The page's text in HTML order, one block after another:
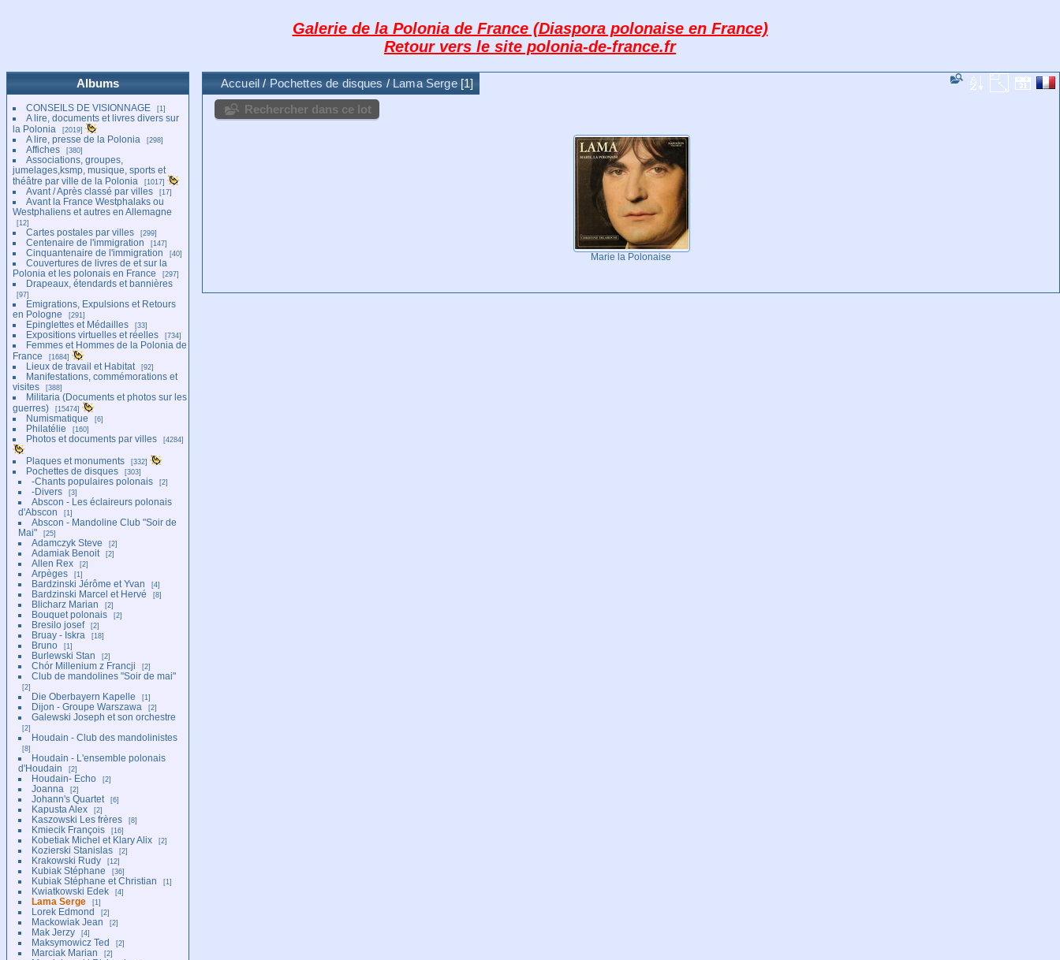
Galerie de la Polonia de France (Diaspora polonaise en France)
Retour vers le site polonia-de-france.fr
Albums
CONSEILS DE VISIONNAGE 1
A lire, documents et livres divers sur
la Polonia
2019
A lire, presse de la Polonia 298
Affiches 380
Associations, groupes,
jumelages,ksmp, musique, sports et
théâtre par ville de la Polonia
1017
Avant / Après classé par villes 17
Avant la France Westphalaks ou
Westphaliens et autres en Allemagne
12
Cartes postales par villes 299
Centenaire de l'immigration 147
Cinquantenaire de l'immigration 40
Couvertures de livres de et sur la
Polonia et les polonais en France
297
Drapeaux, étendards et bannières
97
Emigrations, Expulsions et Retours
en Pologne
291
Epinglettes et Médailles 33
Expositions virtuelles et réelles 734
Femmes et Hommes de la Polonia de
France
1684
Lieux de travail et Habitat 92
Manifestations, commémorations et
visites
388
Militaria (Documents et photos sur les
guerres)
15474
Numismatique 6
Philatélie 160
Photos et documents par villes 4284
Plaques et monuments 332
Pochettes de disques 303
-Chants populaires polonais 2
-Divers 3
Abscon - Les éclaireurs polonais
d'Abscon
1
Abscon - Mandoline Club "Soir de
Mai"
25
Adamczyk Steve 2
Adamiak Benoit 2
Allen Rex 2
Arpèges 1
Bardzinski Jérôme et Yvan 4
Bardzinski Marcel et Hervé 8
Blicharz Marian 2
Bouquet polonais 2
Bresilo josef 2
Bruay - Iskra 18
Bruno 1
Burlewski Stan 2
Chór Millenium z Francji 2
Club de mandolines "Soir de mai"
2
Die Oberbayern Kapelle 1
Dijon - Groupe Warszawa 2
Galewski Joseph et son orchestre
2
Houdain - Club des mandolinistes
8
Houdain - L'ensemble polonais
d'Houdain
2
Houdain- Echo 2
Joanna 2
Johann's Quartet 6
Kapusta Alex 2
Kaszowski Les frères 8
Kmiecik François 16
Kobetiak Michel et Klary Alix 2
Kozierski Stanislas 2
Krakowski Rudy 12
Kubiak Stéphane 36
Kubiak Stéphane et Christian 1
Kwiatkowski Edek 4
Lama Serge 1
Lorek Edmond 2
Mackowiak Jean 2
Mak Jerzy 4
Maksymowicz Ted 2
Marciak Marian 2
Accueil / Pochettes de disques / Lama Serge 1
Rechercher dans ce lot
Marie la Polonaise